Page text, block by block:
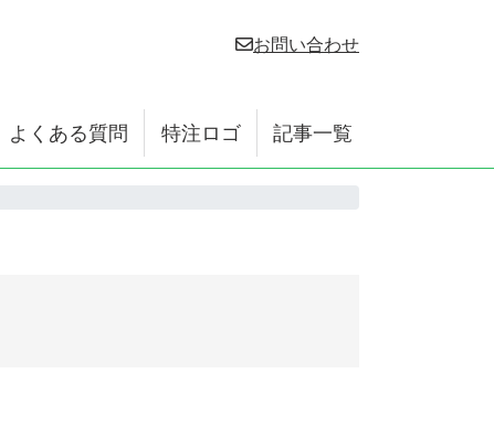
お問い合わせ
よくある質問 特注ロゴ 記事一覧